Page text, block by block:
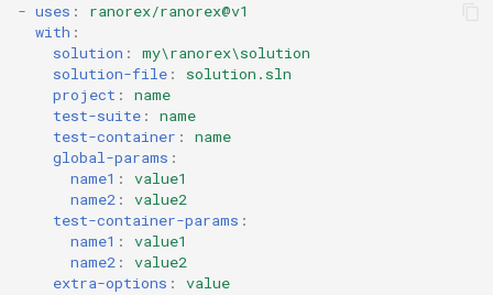
- uses :
ranorex/ranorex@v1
with :
solution :
my\ranorex\solution
solution-file :
solution.sln
project :
name
test-suite :
name
test-container :
name
global-params :
name1 :
value1
name2 :
value2
test-container-params :
name1 :
value1
name2 :
value2
extra-options : value